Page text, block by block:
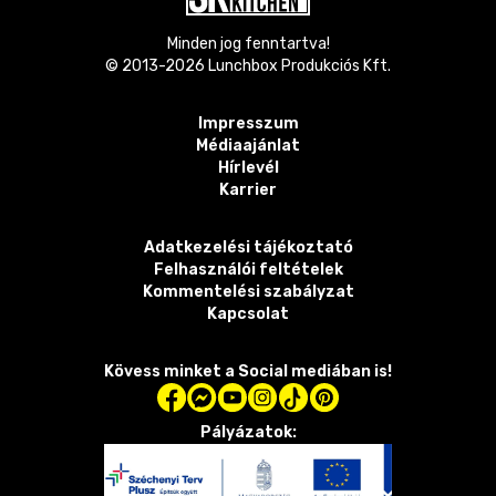
Minden jog fenntartva!
© 2013-2026 Lunchbox Produkciós Kft.
Impresszum
Médiaajánlat
Hírlevél
Karrier
Adatkezelési tájékoztató
Felhasználói feltételek
Kommentelési szabályzat
Kapcsolat
Kövess minket a Social mediában is!
Pályázatok: